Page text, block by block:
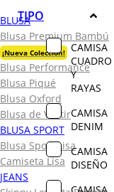
BLUSA
Blusa Premium Bambú
¡Nueva Colección!
Blusa Performance
Blusa Piqué
Blusa Oxford
Blusa de Vestir
BLUSA SPORT
Blusa Sport Lisa
Camiseta Lisa
JEANS
TIPO
CAMISA
CUADRO
Y
RAYAS
CAMISA
DENIM
CAMISA
DISEÑO